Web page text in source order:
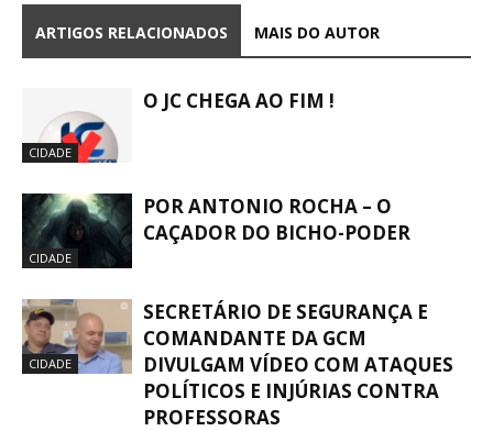
ARTIGOS RELACIONADOS MAIS DO AUTOR
CIDADE
O JC CHEGA AO FIM !
CIDADE
POR ANTONIO ROCHA – O
CAÇADOR DO BICHO-PODER
CIDADE
SECRETÁRIO DE SEGURANÇA E
COMANDANTE DA GCM
DIVULGAM VÍDEO COM ATAQUES
POLÍTICOS E INJÚRIAS CONTRA
PROFESSORAS